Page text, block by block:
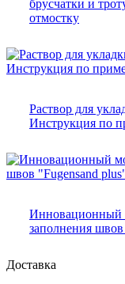
брусчатки и
отмостку
Раствор для
Инструкция по
Инновационный
заполнения
Доставка